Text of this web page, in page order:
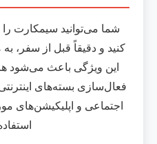
شما می‌توانید سیمکارت
کنید و دقیقاً قبل از سفر، به
این ویژگی باعث می‌شود
فعال‌سازی بسته‌های
اجتماعی و اپلیکیشن‌های